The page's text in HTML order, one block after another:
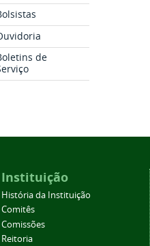
de
Instituição
História da Instituição
Comitês
Comissões
Reitoria